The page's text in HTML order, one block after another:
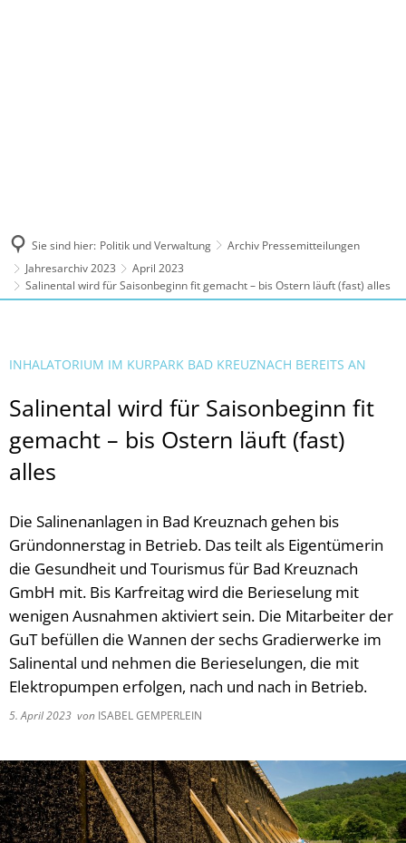
Sie sind hier: Politik und Verwaltung
Archiv Pressemitteilungen
Jahresarchiv 2023
April 2023
Salinental wird für Saisonbeginn fit gemacht – bis Ostern läuft (fast) alles
INHALATORIUM IM KURPARK BAD KREUZNACH BEREITS AN
Salinental wird für Saisonbeginn fit
gemacht – bis Ostern läuft (fast)
alles
Die Salinenanlagen in Bad Kreuznach gehen bis
Gründonnerstag in Betrieb. Das teilt als Eigentümerin
die Gesundheit und Tourismus für Bad Kreuznach
GmbH mit. Bis Karfreitag wird die Berieselung mit
wenigen Ausnahmen aktiviert sein. Die Mitarbeiter der
GuT befüllen die Wannen der sechs Gradierwerke im
Salinental und nehmen die Berieselungen, die mit
Elektropumpen erfolgen, nach und nach in Be­trieb.
5. April 2023 von ISABEL GEMPERLEIN